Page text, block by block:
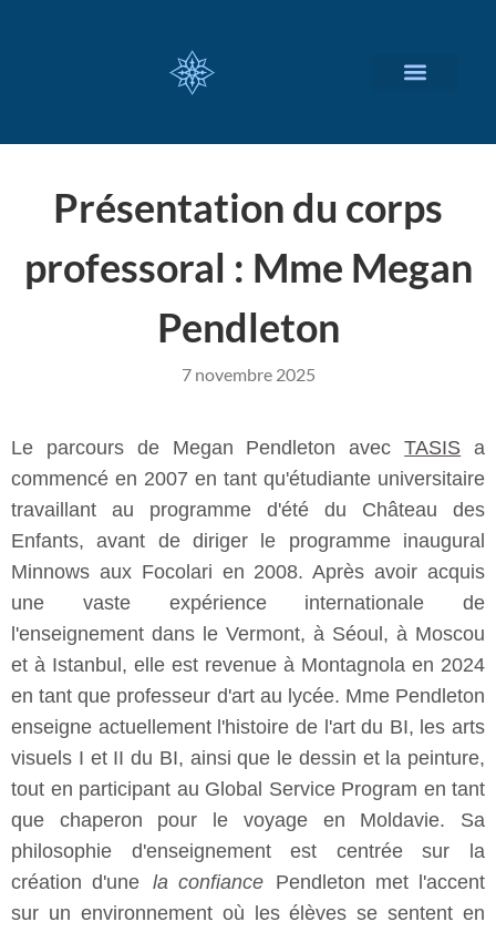
Présentation du corps
professoral : Mme Megan
Pendleton
7 novembre 2025
Le parcours de Megan Pendleton avecTASIS a
commencé en 2007 en tant qu'étudiante universitaire
travaillant au programme d'été du Château des
Enfants, avant de diriger le programme inaugural
Minnows aux Focolari en 2008. Après avoir acquis
une vaste expérience internationale de
l'enseignement dans le Vermont, à Séoul, à Moscou
et à Istanbul, elle est revenue à Montagnola en 2024
en tant que professeur d'art au lycée. Mme Pendleton
enseigne actuellement l'histoire de l'art du BI, les arts
visuels I et II du BI, ainsi que le dessin et la peinture,
tout en participant au Global Service Program en tant
que chaperon pour le voyage en Moldavie. Sa
philosophie d'enseignement est centrée sur la
création d'une la confiance
Pendleton met l'accent
sur un environnement où les élèves se sentent en